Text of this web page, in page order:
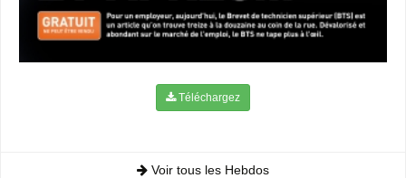
Téléchargez
Voir tous les Hebdos